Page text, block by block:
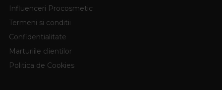
Influenceri Procosmetic
Termeni si conditii
Confidentialitate
Marturiile clientilor
Politica de Cookies